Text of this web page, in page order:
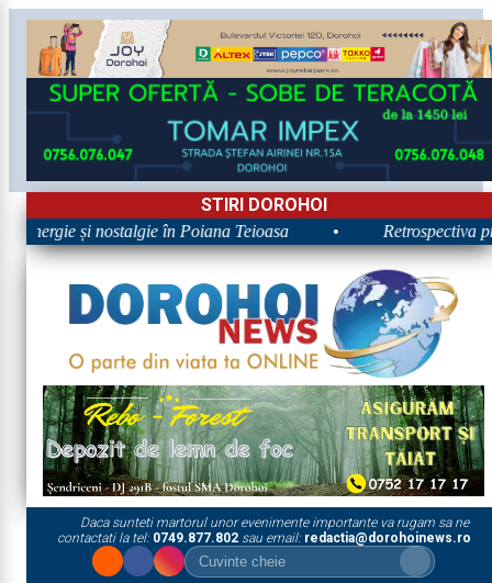
STIRI DOROHOI
și nostalgie în Poiana Teioasa Retrospectiva
Daca sunteti martorul unor evenimente importante va rugam sa ne
contactati la tel: 0749.877.802sau email: redactia@dorohoinews.ro